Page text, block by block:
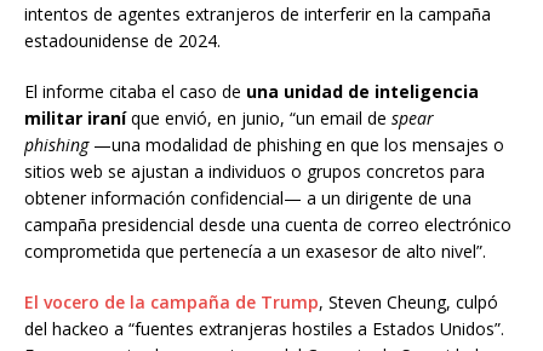
intentos de agentes extranjeros de interferir en la campaña
estadounidense de 2024.
El informe citaba el caso de una unidad de inteligencia
militar iraníque envió, en junio, “un email de spear
phishing—una modalidad de phishing en que los mensajes o
sitios web se ajustan a individuos o grupos concretos para
obtener información confidencial— a un dirigente de una
campaña presidencial desde una cuenta de correo electrónico
comprometida que pertenecía a un exasesor de alto nivel”.
El vocero de la campaña de Trump, Steven Cheung, culpó
del hackeo a “fuentes extranjeras hostiles a Estados Unidos”.